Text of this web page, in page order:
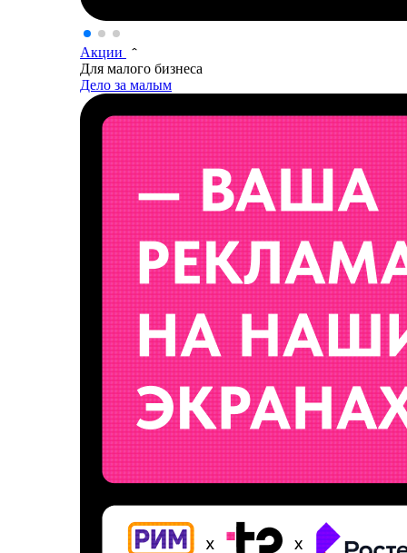
Акции
Для малого бизнеса
Дело за малым